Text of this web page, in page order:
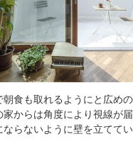
朝食も取れるようにと広め
家からは角度により視線が
らないように壁を立ててい